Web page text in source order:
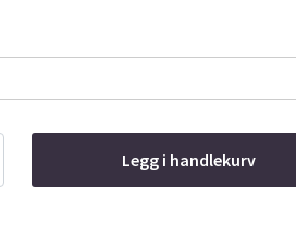
Legg i handlekurv